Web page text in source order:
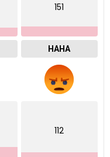
151
HAHA
112